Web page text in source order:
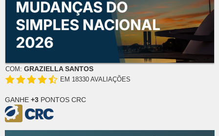
COM: GRAZIELLA SANTOS
EM 18330 AVALIAÇÕES
GANHE +3 PONTOS CRC